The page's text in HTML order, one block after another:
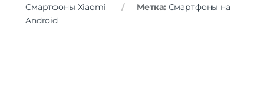
Смартфоны Xiaomi
Метка: Смартфоны на
Android